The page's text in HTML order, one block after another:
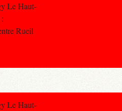
Le Haut-
Rueil
Le Haut-